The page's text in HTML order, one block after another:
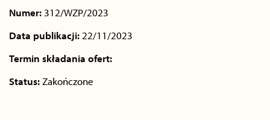
Numer: 312/WZP/2023
Data publikacji: 22/11/2023
Termin składania ofert:
Status: Zakończone